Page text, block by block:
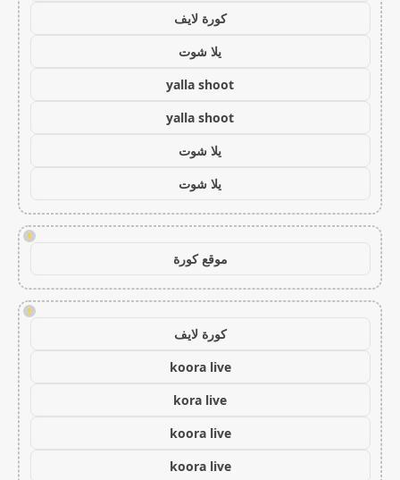
كورة لايف
يلا شوت
yalla shoot
yalla shoot
يلا شوت
يلا شوت
!
موقع كورة
!
كورة لايف
koora live
kora live
koora live
koora live